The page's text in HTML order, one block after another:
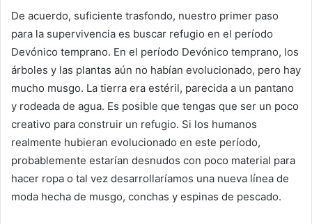
De acuerdo, suficiente trasfondo, nuestro primer paso
para la supervivencia es buscar refugio en el período
Devónico temprano. En el período Devónico temprano, los
árboles y las plantas aún no habían evolucionado, pero hay
mucho musgo. La tierra era estéril, parecida a un pantano
y rodeada de agua. Es posible que tengas que ser un poco
creativo para construir un refugio. Si los humanos
realmente hubieran evolucionado en este período,
probablemente estarían desnudos con poco material para
hacer ropa o tal vez desarrollaríamos una nueva línea de
moda hecha de musgo, conchas y espinas de pescado.